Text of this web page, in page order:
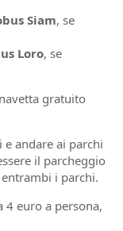
Siam, se
Loro, se
gratuito
e andare ai parchi
il parcheggio
i parchi.
4 euro a persona,